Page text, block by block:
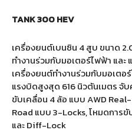
TANK 300 HEV
เครื่องยนต์เบนซิน 4 สูบ ขนาด
ทำงานร่วมกับมอเตอร์ไฟฟ้า และ
เครื่องยนต์ทำงานร่วมกับมอเตอ
แรงบิดสูงสุด 616 นิวตันเมตร จั
ขับเคลื่อน 4 ล้อ แบบ AWD
Road แบบ 3-Locks, โหมดการ
และ Diff-Lock